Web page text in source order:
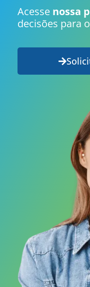
Acesse nossa
decisões para